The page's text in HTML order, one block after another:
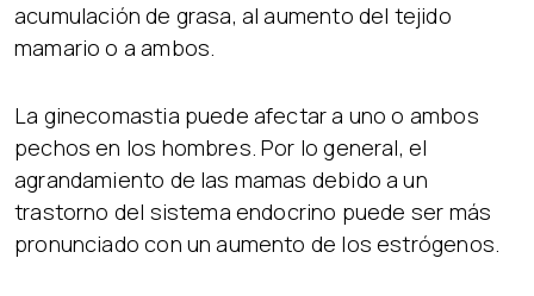
acumulación de grasa, al aumento del tejido
mamario o a ambos.
La ginecomastia puede afectar a uno o ambos
pechos en los hombres. Por lo general, el
agrandamiento de las mamas debido a un
trastorno del sistema endocrino puede ser más
pronunciado con un aumento de los estrógenos.